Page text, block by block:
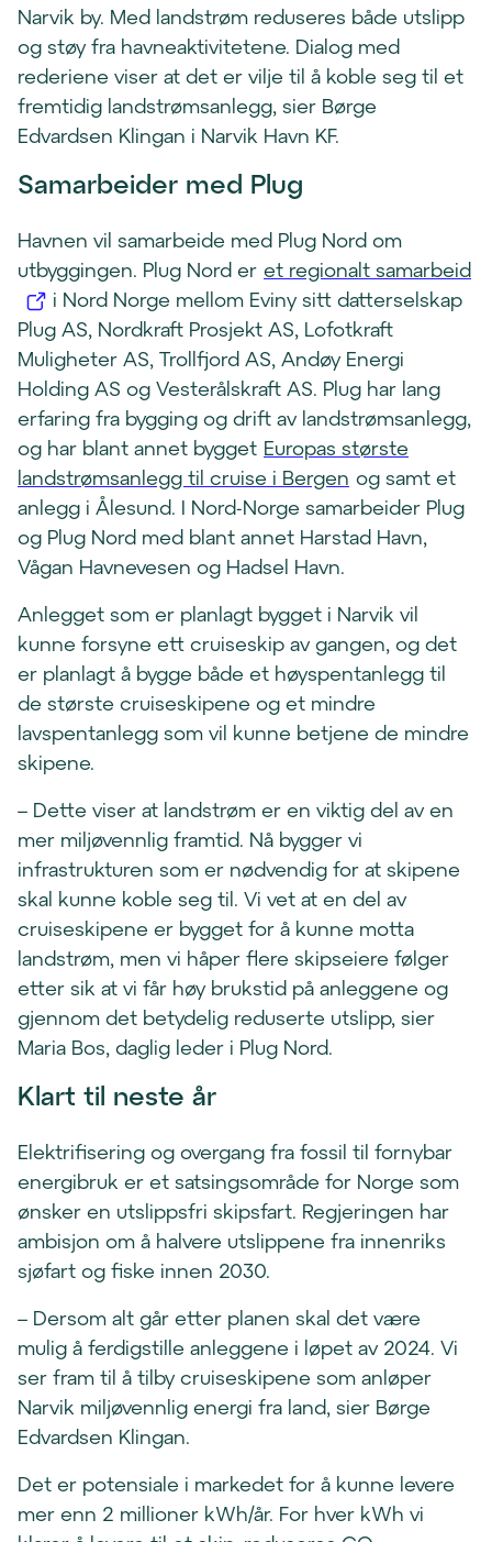
Narvik by. Med landstrøm reduseres både utslipp
og støy fra havneaktivitetene. Dialog med
rederiene viser at det er vilje til å koble seg til et
fremtidig landstrømsanlegg, sier Børge
Edvardsen Klingan i Narvik Havn KF.
Samarbeider med Plug
Havnen vil samarbeide med Plug Nord om
utbyggingen. Plug Nord er et regionalt samarbeid(
i Nord Norge mellom Eviny sitt datterselskap
Plug AS, Nordkraft Prosjekt AS, Lofotkraft
Muligheter AS, Trollfjord AS, Andøy Energi
Holding AS og Vesterålskraft AS. Plug har lang
erfaring fra bygging og drift av landstrømsanlegg,
og har blant annet bygget Europas største
landstrømsanlegg til cruise i Bergen og samt et
anlegg i Ålesund. I Nord-Norge samarbeider Plug
og Plug Nord med blant annet Harstad Havn,
Vågan Havnevesen og Hadsel Havn.
Anlegget som er planlagt bygget i Narvik vil
kunne forsyne ett cruiseskip av gangen, og det
er planlagt å bygge både et høyspentanlegg til
de største cruiseskipene og et mindre
lavspentanlegg som vil kunne betjene de mindre
skipene.
– Dette viser at landstrøm er en viktig del av en
mer miljøvennlig framtid. Nå bygger vi
infrastrukturen som er nødvendig for at skipene
skal kunne koble seg til. Vi vet at en del av
cruiseskipene er bygget for å kunne motta
landstrøm, men vi håper flere skipseiere følger
etter sik at vi får høy brukstid på anleggene og
gjennom det betydelig reduserte utslipp, sier
Maria Bos, daglig leder i Plug Nord.
Klart til neste år
Elektrifisering og overgang fra fossil til fornybar
energibruk er et satsingsområde for Norge som
ønsker en utslippsfri skipsfart. Regjeringen har
ambisjon om å halvere utslippene fra innenriks
sjøfart og fiske innen 2030.
– Dersom alt går etter planen skal det være
mulig å ferdigstille anleggene i løpet av 2024. Vi
ser fram til å tilby cruiseskipene som anløper
Narvik miljøvennlig energi fra land, sier Børge
Edvardsen Klingan.
Det er potensiale i markedet for å kunne levere
mer enn 2 millioner kWh/år. For hver kWh vi